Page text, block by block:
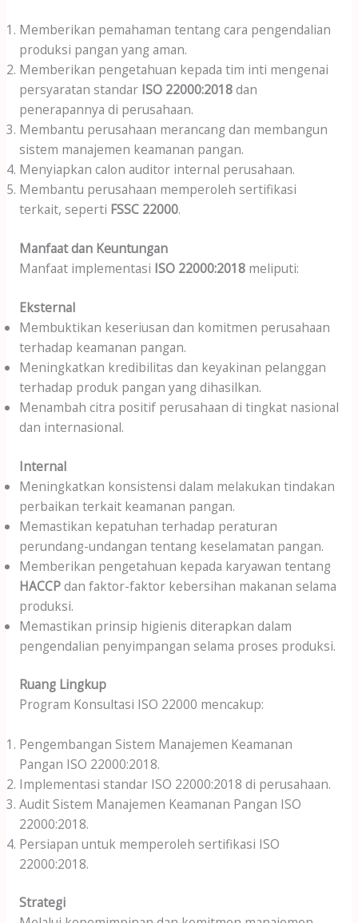
Memberikan pemahaman tentang cara pengendalian
produksi pangan yang aman.
Memberikan pengetahuan kepada tim inti mengenai
persyaratan standar ISO 22000:2018dan
penerapannya di perusahaan.
Membantu perusahaan merancang dan membangun
sistem manajemen keamanan pangan.
Menyiapkan calon auditor internal perusahaan.
Membantu perusahaan memperoleh sertifikasi
terkait, seperti FSSC 22000.
Manfaat dan Keuntungan
Manfaat implementasi ISO 22000:2018meliputi:
Eksternal
Membuktikan keseriusan dan komitmen perusahaan
terhadap keamanan pangan.
Meningkatkan kredibilitas dan keyakinan pelanggan
terhadap produk pangan yang dihasilkan.
Menambah citra positif perusahaan di tingkat nasional
dan internasional.
Internal
Meningkatkan konsistensi dalam melakukan tindakan
perbaikan terkait keamanan pangan.
Memastikan kepatuhan terhadap peraturan
perundang-undangan tentang keselamatan pangan.
Memberikan pengetahuan kepada karyawan tentang
HACCPdan faktor-faktor kebersihan makanan selama
produksi.
Memastikan prinsip higienis diterapkan dalam
pengendalian penyimpangan selama proses produksi.
Ruang Lingkup
Program Konsultasi ISO 22000 mencakup:
Pengembangan Sistem Manajemen Keamanan
Pangan ISO 22000:2018.
Implementasi standar ISO 22000:2018 di perusahaan.
Audit Sistem Manajemen Keamanan Pangan ISO
22000:2018.
Persiapan untuk memperoleh sertifikasi ISO
22000:2018.
Strategi